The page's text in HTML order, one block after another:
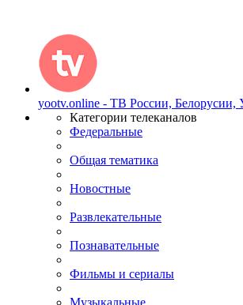
yootv.online - ТВ России, Белорусии,
Категории телеканалов
Федеральные
Общая тематика
Новостные
Развлекательные
Познавательные
Фильмы и сериалы
Музыкальные